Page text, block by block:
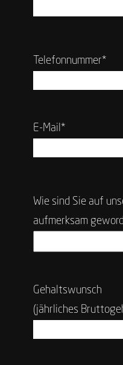
Telefonnummer*
E-Mail*
Wie sind Sie auf
aufmerksam
Gehaltswunsch
(jährliches